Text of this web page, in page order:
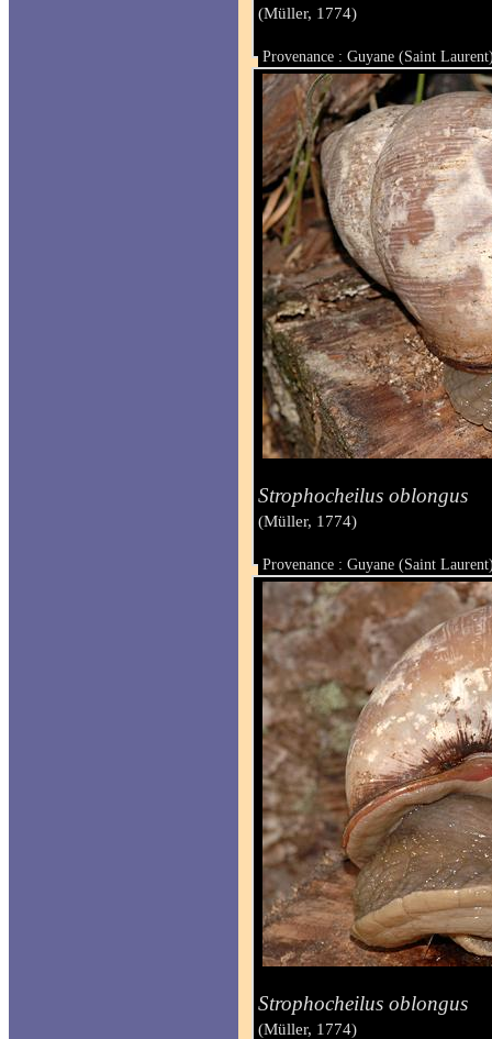
(Müller, 1774)
Provenance : Guyane (Saint
Taille :
Strophocheilus oblongus
(Müller, 1774)
Provenance : Guyane (Saint
Taille :
Strophocheilus oblongus
(Müller, 1774)